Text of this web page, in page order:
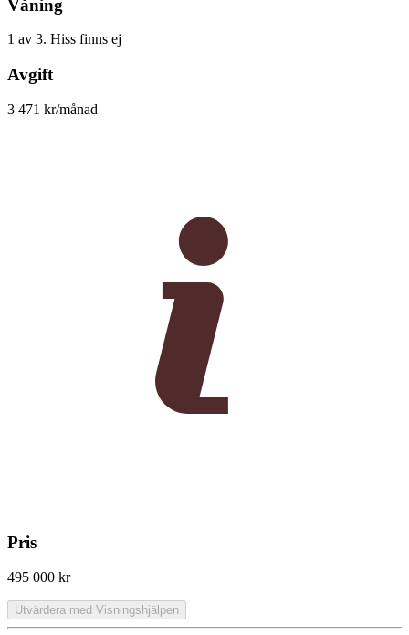
Våning
1 av 3. Hiss finns ej
Avgift
3 471 kr/månad
Pris
495 000 kr
Utvärdera med Visningshjälpen